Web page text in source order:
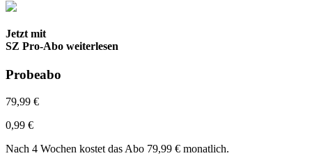
Jetzt mit
SZ Pro-Abo weiterlesen
Probeabo
79,99 €
0,99 €
Nach 4 Wochen kostet das Abo 79,99 € monatlich.